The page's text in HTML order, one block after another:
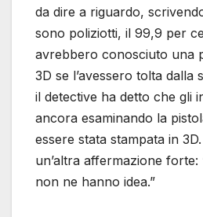
da dire a riguardo,
sono poliziotti, il 99,9 per
avrebbero conosciuto una
3D se l’avessero tolta dalla
il detective ha detto che gli
ancora esaminando la
essere stata stampata in
un’altra affermazione
non ne hanno idea.”